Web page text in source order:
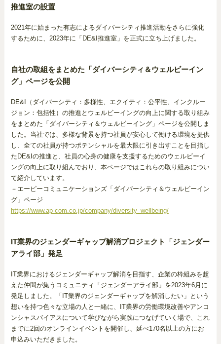
推進室の設置
2021年に始まった有志によるダイバーシティ推進活動をさらに強化
するために、2023年に「DE&I推進室」を正式に立ち上げました。
自社の取組をまとめた「ダイバーシティ＆ウェルビーイン
グ」ページを公開
DE&I（ダイバーシティ：多様性、エクイティ：公平性、インクルー
ジョン：包括性）の推進とウェルビーイングの向上に関する取り組み
をまとめた「ダイバーシティ＆ウェルビーイング」ページを公開しま
した。当社では、多様な背景を持つ社員が安心して働ける環境を提供
し、全ての社員が持つポテンシャルを最大限に引き出すことを目指し
たDE&Iの推進と、社員の心身の健康を支援するためのウェルビーイ
ングの向上に取り組んでおり、本ページではこれらの取り組みについ
て紹介しています。
－エーピーコミュニケーションズ「ダイバーシティ＆ウェルビーイン
グ」ページ
https://www.ap-com.co.jp/company/diversity_wellbeing/
IT業界のジェンダーギャップ解消プロジェクト「ジェンダー
アライ部」発足
IT業界におけるジェンダーギャップ解消を目指す、企業の枠組みを超
えた仲間が集うコミュニティ「ジェンダーアライ部」を2023年6月に
発足しました。「IT業界のジェンダーギャップを解消したい」という
想いを持つ色々な立場の人と一緒に、IT業界の労働環境改善やアンコ
ンシャスバイアスについて学びながら実践につなげていく場で、これ
までに2回のオンラインイベントを開催し、延べ170名以上の方にお
申込みいただきました。